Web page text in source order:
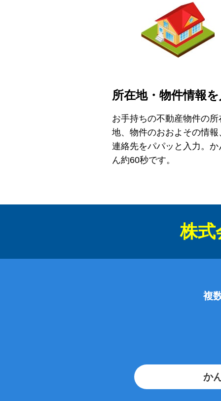
所在地・物件情報
お手持ちの不動産物件の所
地、物件のおおよその情報
連絡先をパパッと入力。か
ん約60秒です。
株
複
か